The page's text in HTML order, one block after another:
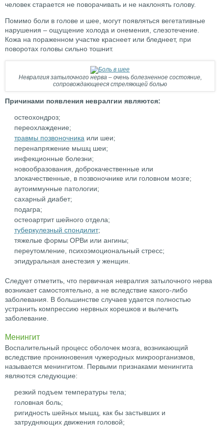
человек старается не поворачивать и не наклонять голову.
Помимо боли в голове и шее, могут появляться вегетативные
нарушения – ощущение холода и онемения, слезотечение.
Кожа на пораженном участке краснеет или бледнеет, при
поворотах головы сильно тошнит.
Невралгия затылочного нерва – очень болезненное состояние,
сопровождающееся стреляющей болью
Причинами появления невралгии являются:
остеохондроз;
переохлаждение;
травмы позвоночника или шеи;
перенапряжение мышц шеи;
инфекционные болезни;
новообразования, доброкачественные или
злокачественные, в позвоночнике или головном мозге;
аутоиммунные патологии;
сахарный диабет;
подагра;
остеоартрит шейного отдела;
туберкулезный спондилит;
тяжелые формы ОРВи или ангины;
переутомление, психоэмоциональный стресс;
эпидуральная анестезия у женщин.
Следует отметить, что первичная невралгия затылочного нерва
возникает самостоятельно, а не вследствие какого-либо
заболевания. В большинстве случаев удается полностью
устранить компрессию нервных корешков и вылечить
заболевание.
Менингит
Воспалительный процесс оболочек мозга, возникающий
вследствие проникновения чужеродных микроорганизмов,
называется менингитом. Первыми признаками менингита
являются следующие:
резкий подъем температуры тела;
головная боль;
ригидность шейных мышц, как бы застывших и
затрудняющих движения головой;